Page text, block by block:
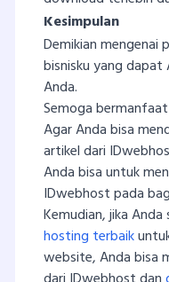
Kesimpulan
Demikian mengenai
bisnisku yang dapat
Anda.
Semoga bermanfaat
Agar Anda bisa
artikel dari
Anda bisa untuk
IDwebhost pada
Kemudian, jika
hosting terbaik
website, Anda bisa